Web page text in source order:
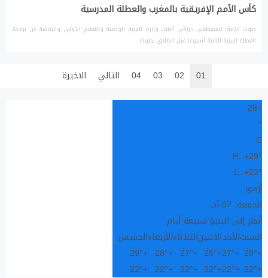
كأس الأمم الإفريقية بالمغرب والعطلة المدرسية
صوت الأمة: المصطفى دراكي أعلنت وزارة التربية الوطنية والتعليم الأولي والرياضة عن برمجة
العطلة البينية الثانية أسبوعا قبل انطلاق بطولة
01
02
03
04 التالي
الاخيرة
+
28
°
C
H: +29°
L: +22°
أزمور
الجمعة, 07 آب
أنظر إلى التنبؤ لسبعة أيام
السبتالأحدالاثنينالثلاثاءالأربعاءالخميس
+
28°
+
27°
+
26°
+
27°
+
28°
+
29°
+
22°
+
22°
+
22°
+
22°
+
22°
+
22°